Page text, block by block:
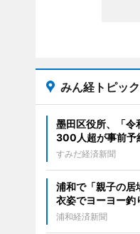
みん経トピッ
墨田区役所、「
300人超が事前予
すみだ経済新聞
浦和で「親子の
衣姿でヨーヨー釣
浦和経済新聞